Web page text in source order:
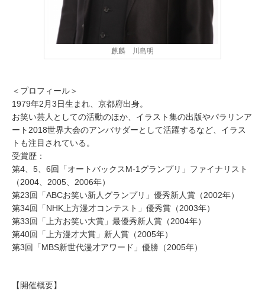
麒麟 川島明
＜プロフィール＞
1979年2月3日生まれ、京都府出身。
お笑い芸人としての活動のほか、イラスト集の出版やパラリンア
ート2018世界大会のアンバサダーとして活躍するなど、イラス
トも注目されている。
受賞歴：
第4、5、6回「オートバックスM-1グランプリ」ファイナリスト
（2004、2005、2006年）
第23回「ABCお笑い新人グランプリ」優秀新人賞（2002年）
第34回「NHK上方漫才コンテスト」優秀賞（2003年）
第33回「上方お笑い大賞」最優秀新人賞（2004年）
第40回「上方漫才大賞」新人賞（2005年）
第3回「MBS新世代漫才アワード」優勝（2005年）
【開催概要】